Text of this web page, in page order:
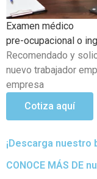
Examen médico
Objetivo de poder
que se hayan
actividades
Cotiza aquí
¡Descarga
CONOCE MÁS DE